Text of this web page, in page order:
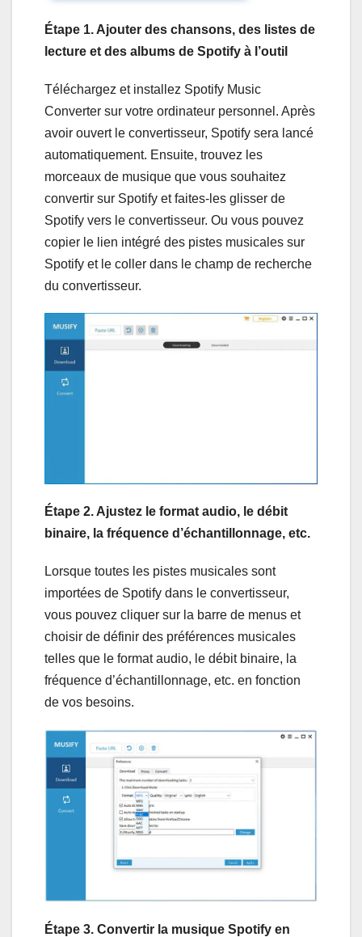
Étape 1. Ajouter des chansons, des listes de
lecture et des albums de Spotify à l’outil
Téléchargez et installez Spotify Music
Converter sur votre ordinateur personnel. Après
avoir ouvert le convertisseur, Spotify sera lancé
automatiquement. Ensuite, trouvez les
morceaux de musique que vous souhaitez
convertir sur Spotify et faites-les glisser de
Spotify vers le convertisseur. Ou vous pouvez
copier le lien intégré des pistes musicales sur
Spotify et le coller dans le champ de recherche
du convertisseur.
Étape 2. Ajustez le format audio, le débit
binaire, la fréquence d’échantillonnage, etc.
Lorsque toutes les pistes musicales sont
importées de Spotify dans le convertisseur,
vous pouvez cliquer sur la barre de menus et
choisir de définir des préférences musicales
telles que le format audio, le débit binaire, la
fréquence d’échantillonnage, etc. en fonction
de vos besoins.
Étape 3. Convertir la musique Spotify en